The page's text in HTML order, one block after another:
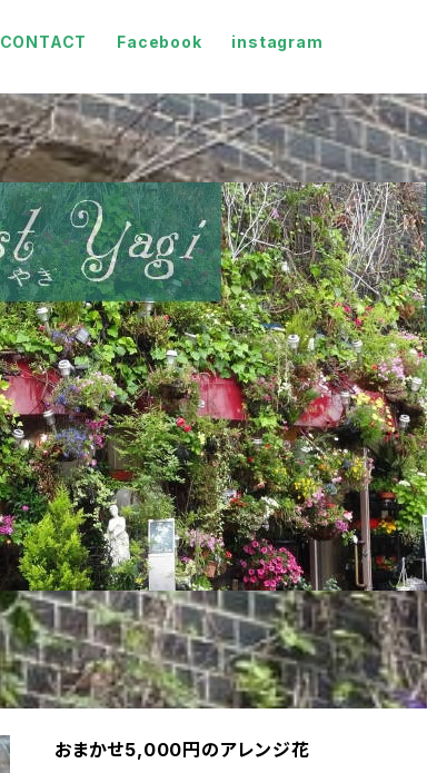
CONTACT Facebook instagram
おまかせ5,000円のアレンジ花